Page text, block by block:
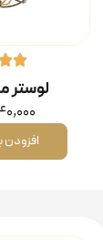
لوستر
افزودن